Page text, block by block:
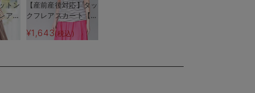
ィンテージサテン
トン
アス
長く
【産前産後対応】タッ
クフレアスカート【出
産後も長く使える】
¥1,643(税込)